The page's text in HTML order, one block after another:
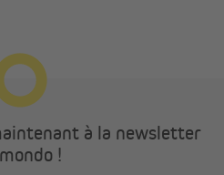
à la newsletter
!